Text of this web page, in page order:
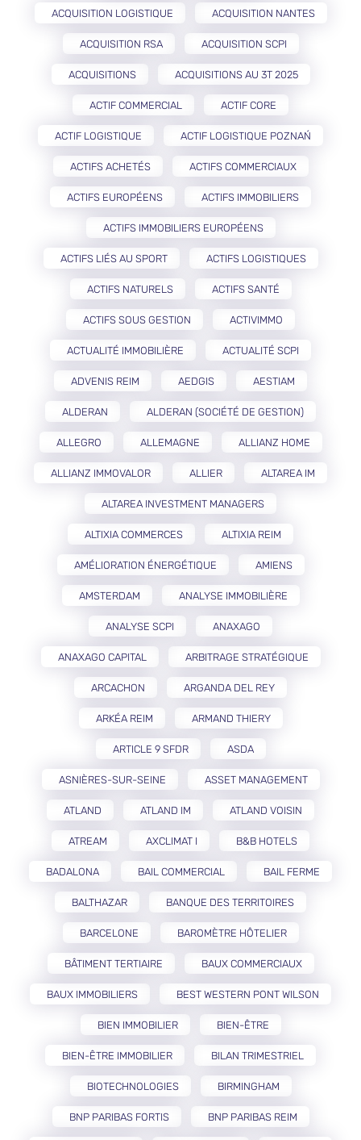
ACQUISITION LOGISTIQUE ACQUISITION NANTES
ACQUISITION RSA ACQUISITION SCPI
ACQUISITIONS ACQUISITIONS AU 3T 2025
ACTIF COMMERCIAL ACTIF CORE
ACTIF LOGISTIQUE ACTIF LOGISTIQUE POZNAŃ
ACTIFS ACHETÉS ACTIFS COMMERCIAUX
ACTIFS EUROPÉENS ACTIFS IMMOBILIERS
ACTIFS IMMOBILIERS EUROPÉENS
ACTIFS LIÉS AU SPORT ACTIFS LOGISTIQUES
ACTIFS NATURELS ACTIFS SANTÉ
ACTIFS SOUS GESTION ACTIVIMMO
ACTUALITÉ IMMOBILIÈRE ACTUALITÉ SCPI
ADVENIS REIM AEDGIS AESTIAM
ALDERAN ALDERAN (SOCIÉTÉ DE GESTION)
ALLEGRO ALLEMAGNE ALLIANZ HOME
ALLIANZ IMMOVALOR ALLIER ALTAREA IM
ALTAREA INVESTMENT MANAGERS
ALTIXIA COMMERCES ALTIXIA REIM
AMÉLIORATION ÉNERGÉTIQUE AMIENS
AMSTERDAM ANALYSE IMMOBILIÈRE
ANALYSE SCPI ANAXAGO
ANAXAGO CAPITAL ARBITRAGE STRATÉGIQUE
ARCACHON ARGANDA DEL REY
ARKÉA REIM ARMAND THIERY
ARTICLE 9 SFDR ASDA
ASNIÈRES-SUR-SEINE ASSET MANAGEMENT
ATLAND ATLAND IM ATLAND VOISIN
ATREAM AXCLIMAT I B&B HOTELS
BADALONA BAIL COMMERCIAL BAIL FERME
BALTHAZAR BANQUE DES TERRITOIRES
BARCELONE BAROMÈTRE HÔTELIER
BÂTIMENT TERTIAIRE BAUX COMMERCIAUX
BAUX IMMOBILIERS BEST WESTERN PONT WILSON
BIEN IMMOBILIER BIEN-ÊTRE
BIEN-ÊTRE IMMOBILIER BILAN TRIMESTRIEL
BIOTECHNOLOGIES BIRMINGHAM
BNP PARIBAS FORTIS BNP PARIBAS REIM